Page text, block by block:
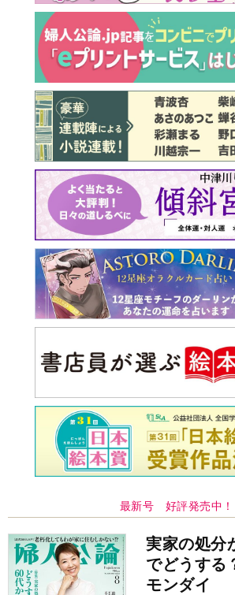
最新号 好評発売中！
実家の処分
でどうする
モンダイ